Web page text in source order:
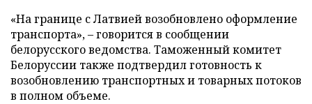
«На границе с Латвией возобновлено оформление
транспорта», – говорится в сообщении
белорусского ведомства. Таможенный комитет
Белоруссии также подтвердил готовность к
возобновлению транспортных и товарных потоков
в полном объеме.